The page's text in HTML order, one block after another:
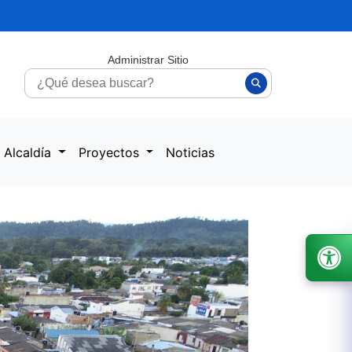
Administrar Sitio
Alcaldía Proyectos Noticias